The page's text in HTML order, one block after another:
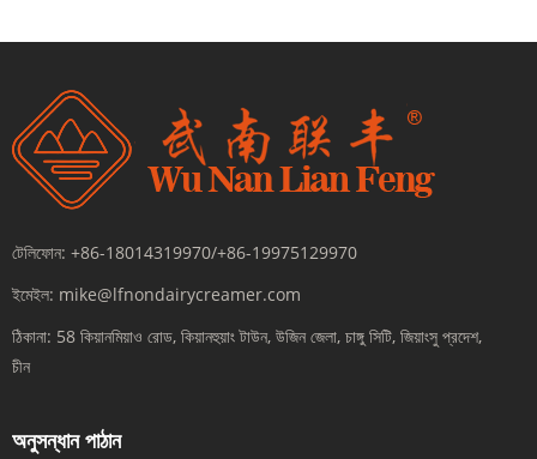
টেলিফোন: +86-18014319970/+86-19975129970
ইমেইল: mike@lfnondairycreamer.com
ঠিকানা: 58 কিয়ানমিয়াও রোড, কিয়ানহুয়াং টাউন, উজিন জেলা, চাঙ্গু সিটি, জিয়াংসু প্রদেশ,
চীন
অনুসন্ধান পাঠান